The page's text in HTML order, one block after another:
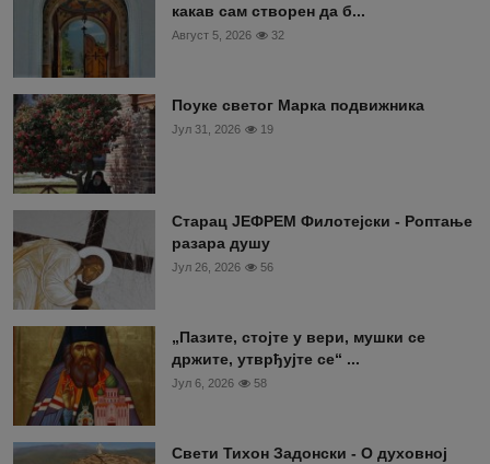
какав сам створен да б...
Август 5, 2026 32
Поуке светог Марка подвижника
Јул 31, 2026 19
Старац ЈЕФРЕМ Филотејски - Роптање
разара душу
Јул 26, 2026 56
„Пазите, стојте у вери, мушки се
држите, утврђујте се“ ...
Јул 6, 2026 58
Свети Тихон Задонски - О духовној